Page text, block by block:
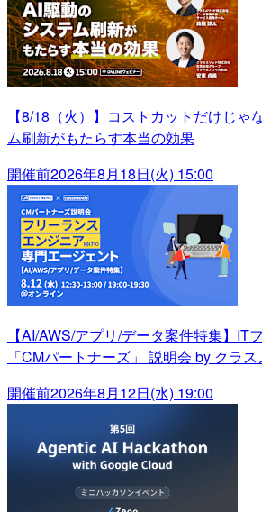
【8/18（火）】コストカットだけじゃ
ム刷新がもたらす本当の効果
開催前2026年8月18日(火) 15:00
【AI/AWS/アプリ/データ案件特集】IT
「CMパートナーズ」 説明会 by クラ
開催前2026年8月12日(水) 19:00